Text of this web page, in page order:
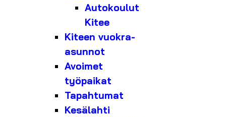
Autokoulut
Kitee
Kiteen vuokra-
asunnot
Avoimet
työpaikat
Tapahtumat
Kesälahti